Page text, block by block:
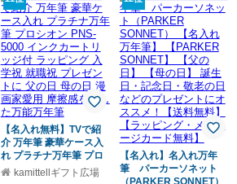
【名入れ無料】TVで紹
介 万年筆 豪華ケース入
れ プラチナ万年筆 プロ
シオン PNS-5000 イン
kamittellギフト広場
【名入れ】名入れ万年
筆 パーカーソネット
（PARKER SONNET）